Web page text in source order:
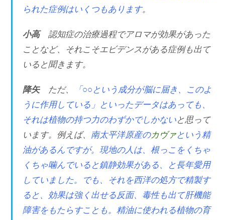
られた症例はいくつもあります。
小高認知症の治療過程でアロマが効果があった
ことなど、それこそエビデンスがある症例も出て
いると聞きます。
降矢 ただ、
「○○という成分が脳に届き、このよ
うに作用している」といったデータはあっても、
それは植物の持つ力のわずかでしかないと思って
います。例えば、 南太平洋原産のカヴァという精
油があるんですが。現地の人は、根っこをくちゃ
くちゃ噛んでいると鎮静効果がある、と長年愛用
していました。でも、それを西洋の処方で精製す
ると、効果は強く出せる反面、毒性も出て肝機能
障害をもたらすことも。精油に使われる植物の育